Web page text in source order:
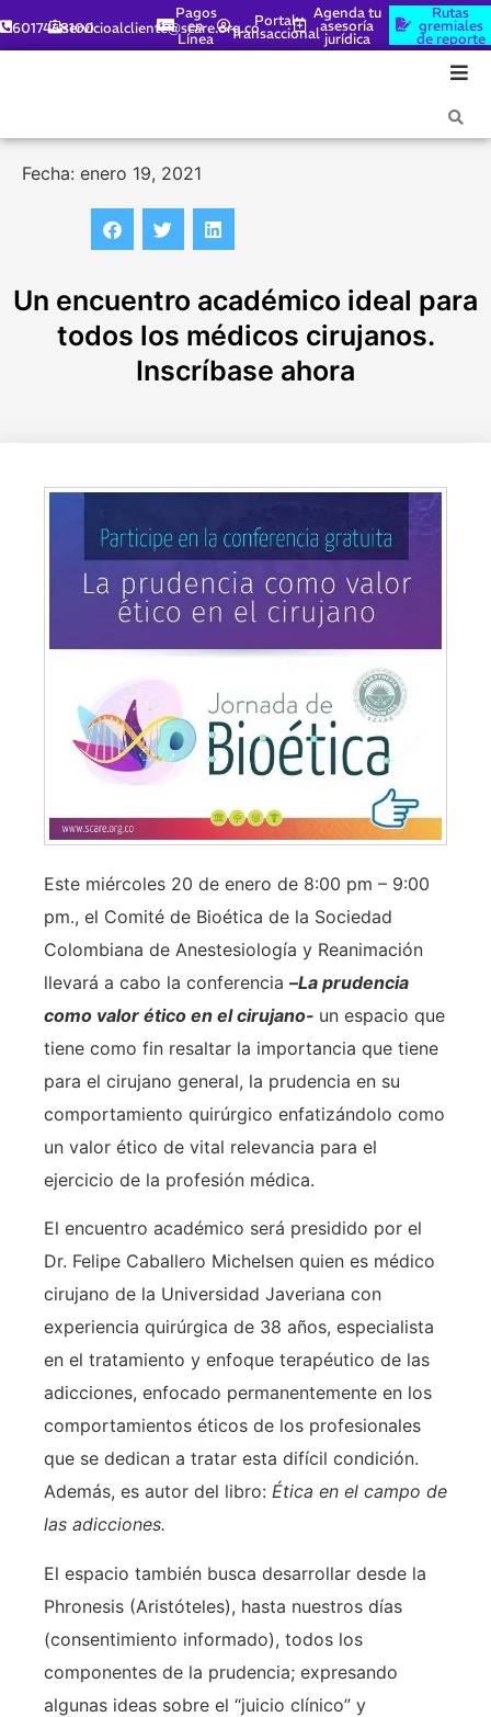
6017448100servicioalcliente@scare.org.co
Pagos
en
Línea
Portal
Transaccional
Agenda tu
asesoría
jurídica
Rutas
gremiales
de reporte
Fecha: enero 19, 2021
Un encuentro académico ideal para
todos los médicos cirujanos.
Inscríbase ahora
Este miércoles 20 de enero de 8:00 pm – 9:00
pm., el Comité de Bioética de la Sociedad
Colombiana de Anestesiología y Reanimación
llevará a cabo la conferencia –La prudencia
como valor ético en el cirujano- un espacio que
tiene como fin resaltar la importancia que tiene
para el cirujano general, la prudencia en su
comportamiento quirúrgico enfatizándolo como
un valor ético de vital relevancia para el
ejercicio de la profesión médica.
El encuentro académico será presidido por el
Dr. Felipe Caballero Michelsen quien es médico
cirujano de la Universidad Javeriana con
experiencia quirúrgica de 38 años, especialista
en el tratamiento y enfoque terapéutico de las
adicciones, enfocado permanentemente en los
comportamientos éticos de los profesionales
que se dedican a tratar esta difícil condición.
Además, es autor del libro: Ética en el campo de
las adicciones.
El espacio también busca desarrollar desde la
Phronesis (Aristóteles), hasta nuestros días
(consentimiento informado), todos los
componentes de la prudencia; expresando
algunas ideas sobre el “juicio clínico” y